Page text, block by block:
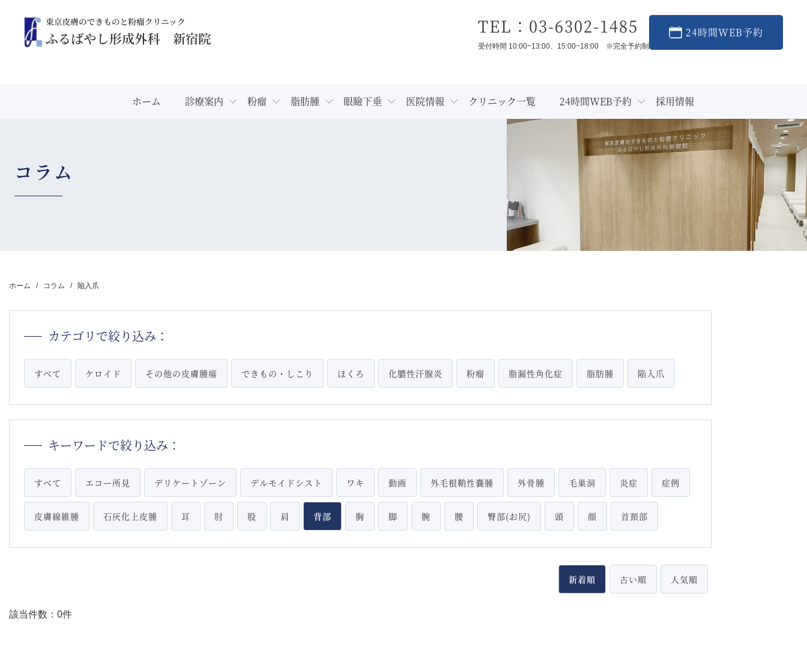
TEL：03-6302-1485
受付時間 10:00~13:00、15:00~18:00 ※完全予約制
24時間WEB予約
ホーム 診療案内 粉瘤 脂肪腫 眼瞼下垂 医院情報 クリニック一覧 24時間WEB予約 採用情報
コラム
ホーム コラム 陥入爪
カテゴリで絞り込み：
すべて ケロイド その他の皮膚腫瘍 できもの・しこり ほくろ 化膿性汗腺炎 粉瘤 脂漏性角化症 脂肪腫 陥入爪
キーワードで絞り込み：
すべて エコー所見 デリケートゾーン デルモイドシスト ワキ 動画 外毛根鞘性嚢腫 外骨腫 毛巣洞 炎症 症例
皮膚線維腫 石灰化上皮腫 耳 肘 股 肩 背部 胸 脚 腕 腰 臀部(お尻) 頭 顔 首頚部
新着順 古い順 人気順
該当件数：0件